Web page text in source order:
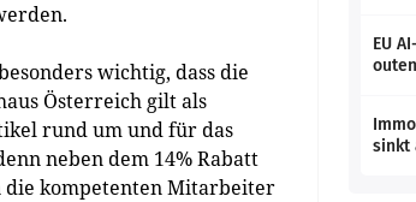
wichtig, dass die
Österreich gilt als
rund um und für das
neben dem 14% Rabatt
die kompetenten Mitarbeiter
EU
outen
sinkt